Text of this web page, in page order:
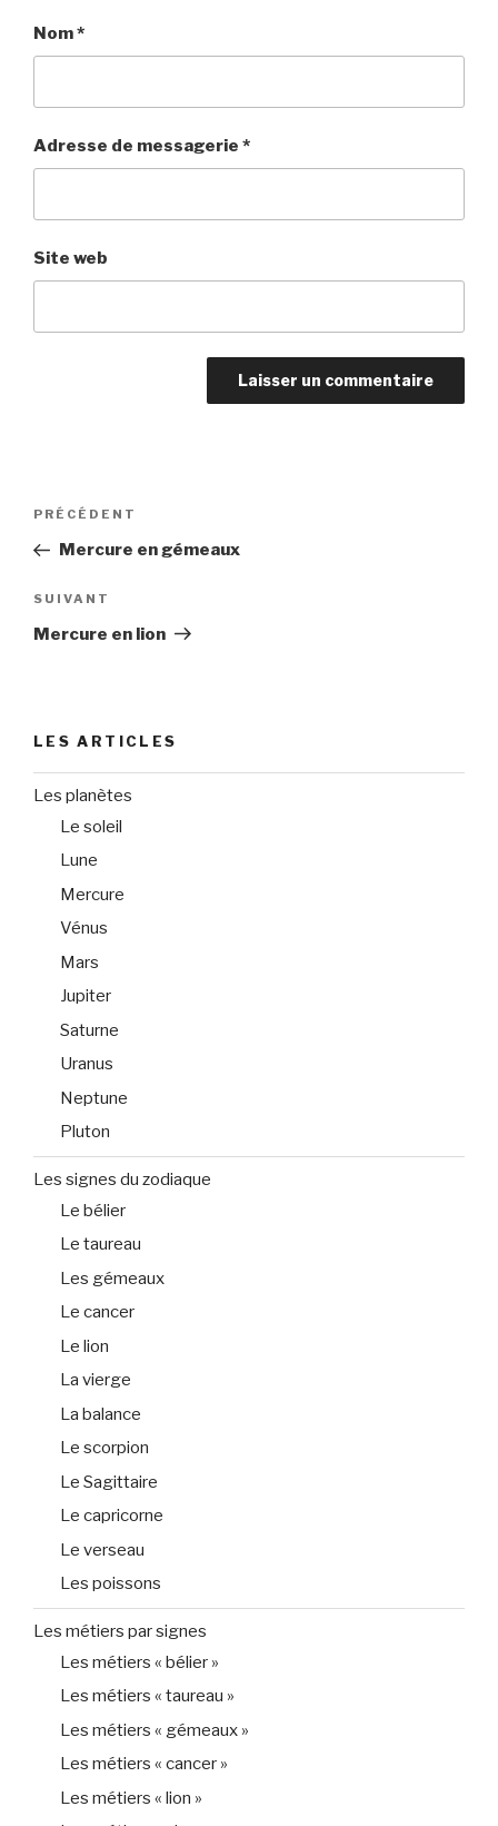
Nom*
Adresse de messagerie *
Site web
Navigation
l’article
Article
précédent
PRÉCÉDENT
Mercure en gémeaux
Article
suivant
SUIVANT
Mercure en lion
LES ARTICLES
Les planètes
Le soleil
Lune
Mercure
Vénus
Mars
Jupiter
Saturne
Uranus
Neptune
Pluton
Les signes du zodiaque
Le bélier
Le taureau
Les gémeaux
Le cancer
Le lion
La vierge
La balance
Le scorpion
Le Sagittaire
Le capricorne
Le verseau
Les poissons
Les métiers par signes
Les métiers « bélier »
Les métiers « taureau »
Les métiers « gémeaux »
Les métiers « cancer »
Les métiers « lion »